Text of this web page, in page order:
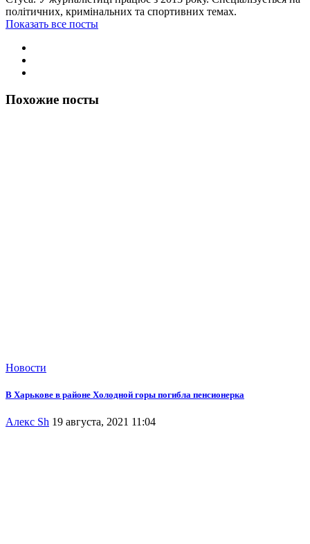
політичних, кримінальних та спортивних темах.
Показать все посты
Похожие посты
Новости
В Харькове в районе Холодной горы погибла пенсионерка
Алекс Sh 19 августа, 2021 11:04